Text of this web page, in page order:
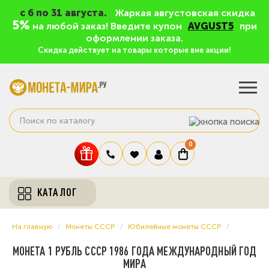
c 6 по 31 августа. Жаркая августовская скидка
5% на любой заказ! Введите купон AVGUST5
при
оформлении заказа.
Скидка действует на товары которые вне акции!
0
КАТАЛОГ
На главную Монеты СССР Юбилейные монеты СССР
МОНЕТА 1 РУБЛЬ СССР 1986 ГОДА МЕЖДУНАРОДНЫЙ ГОД
МИРА